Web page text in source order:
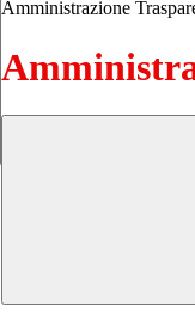
Amministrazione